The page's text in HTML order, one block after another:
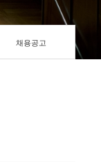
채용공고